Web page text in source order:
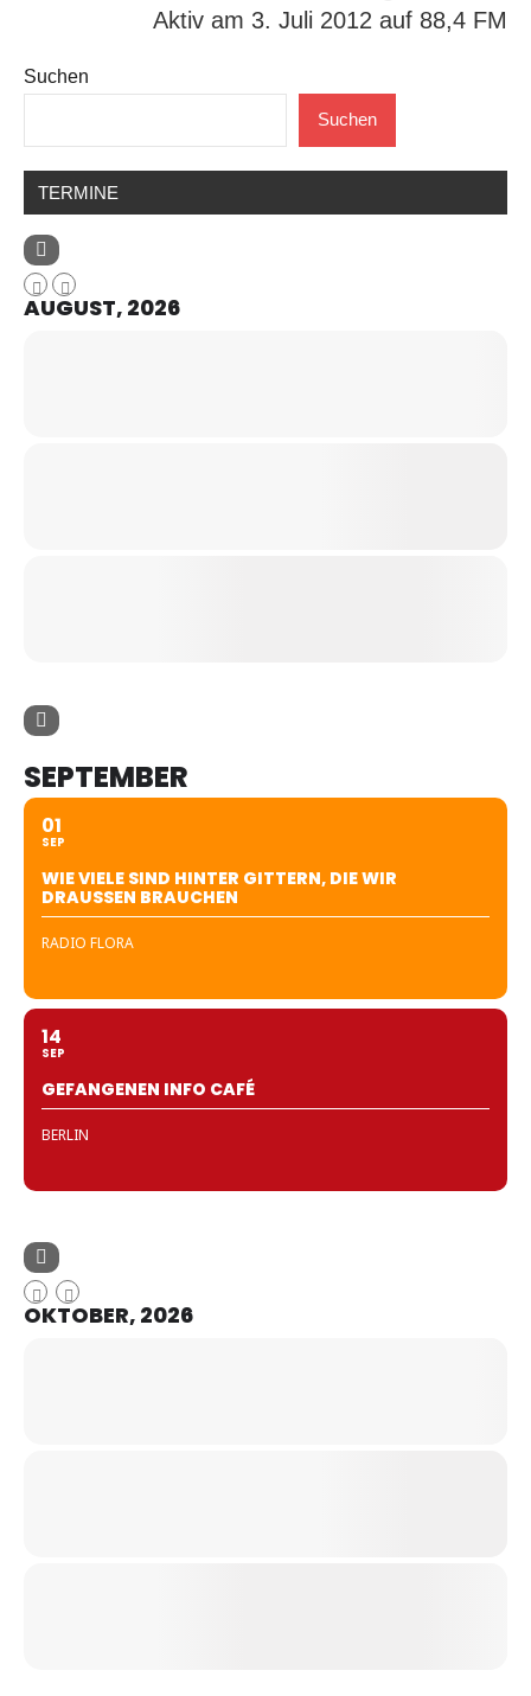
Aktiv am 3. Juli 2012 auf 88,4 FM
Suchen
Suchen
TERMINE
AUGUST, 2026
SEPTEMBER
01
SEP
WIE VIELE SIND HINTER GITTERN, DIE WIR
DRAUSSEN BRAUCHEN
RADIO FLORA
14
SEP
GEFANGENEN INFO CAFÉ
BERLIN
OKTOBER, 2026